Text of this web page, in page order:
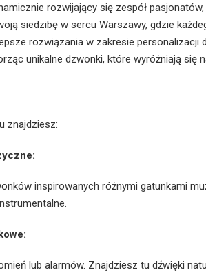
rozwijający się zespół
siedzibę w sercu Warszawy, gdzie
rozwiązania w zakresie
unikalne dzwonki, które wyróżniają się
znajdziesz:
inspirowanych różnymi gatunkami
lub alarmów. Znajdziesz tu dźwięki